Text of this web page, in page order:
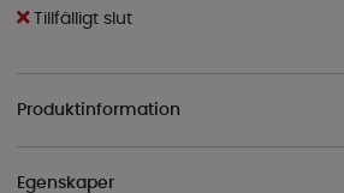
Tillfälligt slut
Produktinformation
Egenskaper